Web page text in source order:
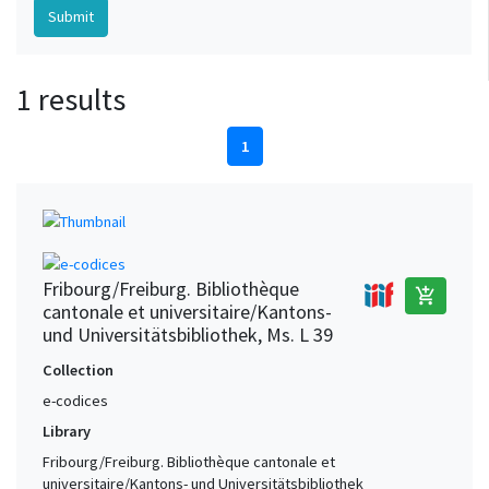
1 results
1
Fribourg/Freiburg. Bibliothèque
cantonale et universitaire/Kantons-
und Universitätsbibliothek, Ms. L 39
add_shopping_cart
Collection
e-codices
Library
Fribourg/Freiburg. Bibliothèque cantonale et
universitaire/Kantons- und Universitätsbibliothek